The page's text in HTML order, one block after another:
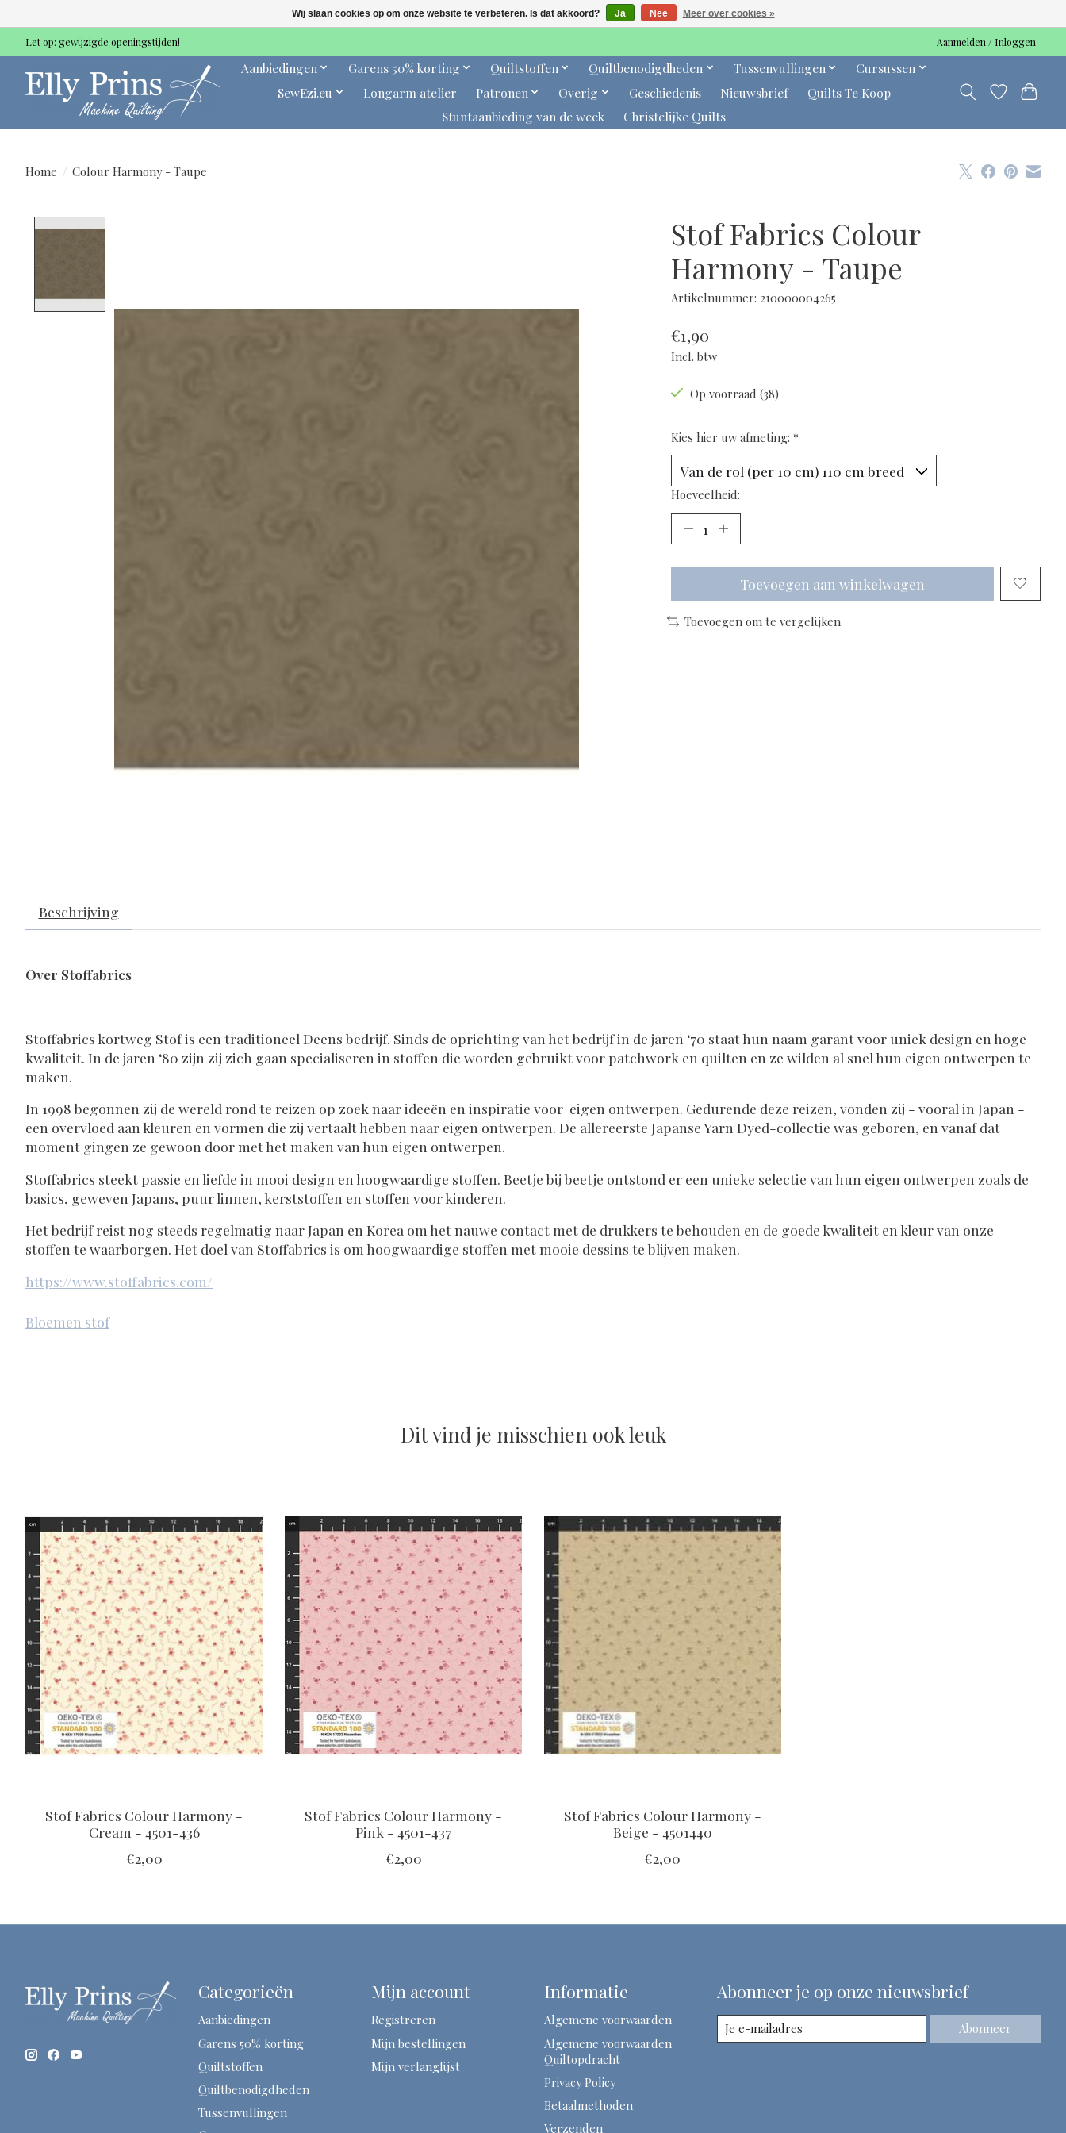
Let op: gewijzigde openingstijden! Aanmelden / Inloggen
Aanbiedingen Garens 50% korting Quiltstoffen Quiltbenodigdheden Tussenvullingen
Cursussen
SewEzi.eu
Longarm atelier Patronen Overig Geschiedenis Nieuwsbrief
Quilts Te Koop
Stuntaanbieding van de week
Christelijke Quilts
Home / Colour Harmony - Taupe
Stof Fabrics Colour
Harmony - Taupe
Artikelnummer: 210000004265
€1,90
Incl. btw
Op voorraad (38)
Kies hier uw afmeting: *
Hoeveelheid:
Toevoegen aan winkelwagen
Toevoegen om te vergelijken
Beschrijving
Over Stoffabrics
Stoffabrics kortweg Stof is een traditioneel Deens bedrijf. Sinds de oprichting van het bedrijf in de jaren ‘70 staat hun naam garant voor uniek design en hoge
kwaliteit. In de jaren ‘80 zijn zij zich gaan specialiseren in stoffen die worden gebruikt voor patchwork en quilten en ze wilden al snel hun eigen ontwerpen te
maken.
In 1998 begonnen zij de wereld rond te reizen op zoek naar ideeën en inspiratie voor eigen ontwerpen. Gedurende deze reizen, vonden zij - vooral in Japan -
een overvloed aan kleuren en vormen die zij vertaalt hebben naar eigen ontwerpen. De allereerste Japanse Yarn Dyed-collectie was geboren, en vanaf dat
moment gingen ze gewoon door met het maken van hun eigen ontwerpen.
Stoffabrics steekt passie en liefde in mooi design en hoogwaardige stoffen. Beetje bij beetje ontstond er een unieke selectie van hun eigen ontwerpen zoals de
basics, geweven Japans, puur linnen, kerststoffen en stoffen voor kinderen.
Het bedrijf reist nog steeds regelmatig naar Japan en Korea om het nauwe contact met de drukkers te behouden en de goede kwaliteit en kleur van onze
stoffen te waarborgen. Het doel van Stoffabrics is om hoogwaardige stoffen met mooie dessins te blijven maken.
https://www.stoffabrics.com/
Bloemen stof
Dit vind je misschien ook leuk
Stof Fabrics Colour Harmony -
Cream - 4501-436
€2,00
Stof Fabrics Colour Harmony -
Pink - 4501-437
€2,00
Stof Fabrics Colour Harmony -
Beige - 4501440
€2,00
Categorieën
Aanbiedingen
Garens 50% korting
Quiltstoffen
Quiltbenodigdheden
Tussenvullingen
Mijn account
Registreren
Mijn bestellingen
Mijn verlanglijst
Informatie
Algemene voorwaarden
Algemene voorwaarden
Quiltopdracht
Privacy Policy
Betaalmethoden
Verzenden
Abonneer je op onze nieuwsbrief
Abonneer
Wij slaan cookies op om onze website te verbeteren. Is dat akkoord? Ja Nee Meer over cookies »